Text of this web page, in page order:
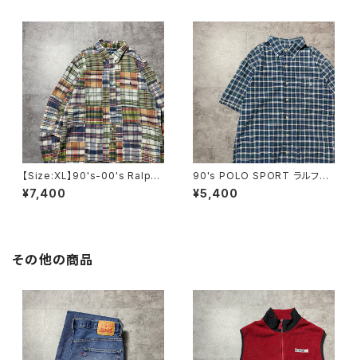
【Size:XL】90's-00's Ralph
Lauren ラルフローレン パッチ
ワーク 総柄 刺繍ロゴ ポニ
¥7,400
90's POLO SPORT ラルフロ
ーレン ポロスポーツ 刺繍ロ
ゴ 胸ポケット チェック総柄
¥5,400
その他の商品